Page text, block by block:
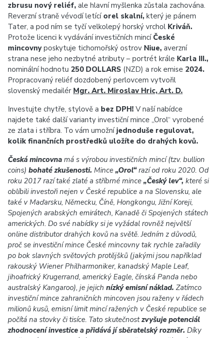
zbrusu nový reliéf, ale hlavní myšlenka zůstala zachována.
Reverzní straně vévodí letící orel skalní, který je pánem
Tater, a pod ním se tyčí velkolepý horský vrchol Kriváň.
Protože licenci k vydávání investičních mincíČeské
mincovny poskytuje tichomořský ostrov Niue, averzní
strana nese jeho nezbytné atributy – portrét krále Karla III.,
nominální hodnotu 250 DOLLARS (NZD) a rok emise 2024.
Propracovaný reliéf dozdobený perlovcem vytvořil
slovenský medailér Mgr. Art. Miroslav Hric, Art. D.
Investujte chytře, stylově a bez DPH! V naší nabídce
najdete také další varianty investiční mince „Orol“ vyrobené
ze zlata i stříbra. To vám umožní jednoduše regulovat,
kolik finančních prostředků uložíte do drahých kovů.
Česká mincovna má s výrobou investičních mincí (tzv. bullion
coins) bohaté zkušenosti. Mince „Orol“ razí od roku 2020. Od
roku 2017 razí také zlaté a stříbrné mince „Český lev“, které si
oblíbili investoři nejen v České republice a na Slovensku, ale
také v Maďarsku, Německu, Číně, Hongkongu, Jižní Koreji,
Spojených arabských emirátech, Kanadě či Spojených státech
amerických. Do své nabídky si je vyžádal rovněž největší
online distributor drahých kovů na světě. Jedním z důvodů,
proč se investiční mince České mincovny tak rychle zařadily
po bok slavných světových protějšků (jakými jsou například
rakouský Wiener Philharmoniker, kanadský Maple Leaf,
jihoafrický Krugerrand, americký Eagle, čínská Panda nebo
australský Kangaroo), je jejich nízký emisní náklad. Zatímco
investiční mince zahraničních mincoven jsou raženy v řádech
milionů kusů, emisní limit mincí ražených v České republice se
počítá na stovky či tisíce. Tato skutečnostzvyšuje potenciál
zhodnocení investice a přidává jí sběratelský rozměr. Díky